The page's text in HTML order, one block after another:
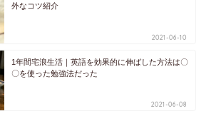
外なコツ紹介
2021-06-10
1年間宅浪生活｜英語を効果的に伸ばした方法は〇
〇を使った勉強法だった
2021-06-08